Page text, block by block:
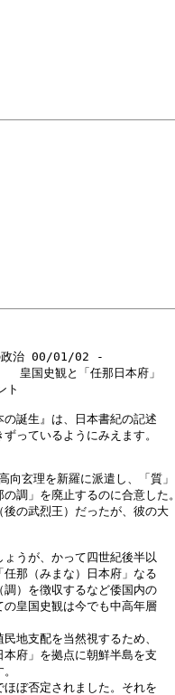
政治 00/01/02 -
史観と「任那日本府」
誕生』は、日本書紀の記述
っているようにみえます。
玄理を新羅に派遣し、「質」
調」を廃止するのに合意した。
の武烈王）だったが、彼の大
うが、かって四世紀後半以
那（みまな）日本府」なる
）を徴収するなど倭国内の
皇国史観は今でも中高年層
地支配を当然視するため、
本府」を拠点に朝鮮半島を支
ぼ否定されました。それを